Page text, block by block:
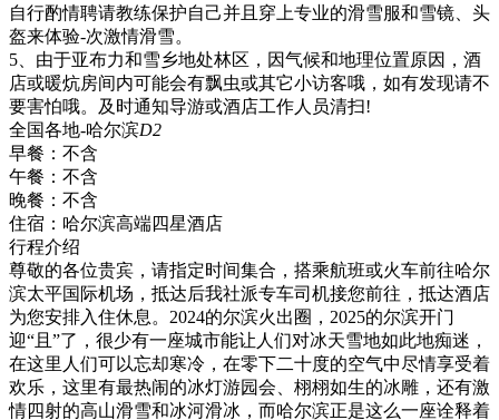
自行酌情聘请教练保护自己并且穿上专业的滑雪服和雪镜、头
盔来体验-次激情滑雪。
5、由于亚布力和雪乡地处林区，因气候和地理位置原因，酒
店或暖炕房间内可能会有飘虫或其它小访客哦，如有发现请不
要害怕哦。及时通知导游或酒店工作人员清扫!
全国各地-哈尔滨D2
早餐： 不含
午餐： 不含
晚餐： 不含
住宿： 哈尔滨高端四星酒店
行程介绍
尊敬的各位贵宾，请指定时间集合，搭乘航班或火车前往哈尔
滨太平国际机场，抵达后我社派专车司机接您前往，抵达酒店
为您安排入住休息。2024的尔滨火出圈，2025的尔滨开门
迎“且”了，很少有一座城市能让人们对冰天雪地如此地痴迷，
在这里人们可以忘却寒冷，在零下二十度的空气中尽情享受着
欢乐，这里有最热闹的冰灯游园会、栩栩如生的冰雕，还有激
情四射的高山滑雪和冰河滑冰，而哈尔滨正是这么一座诠释着